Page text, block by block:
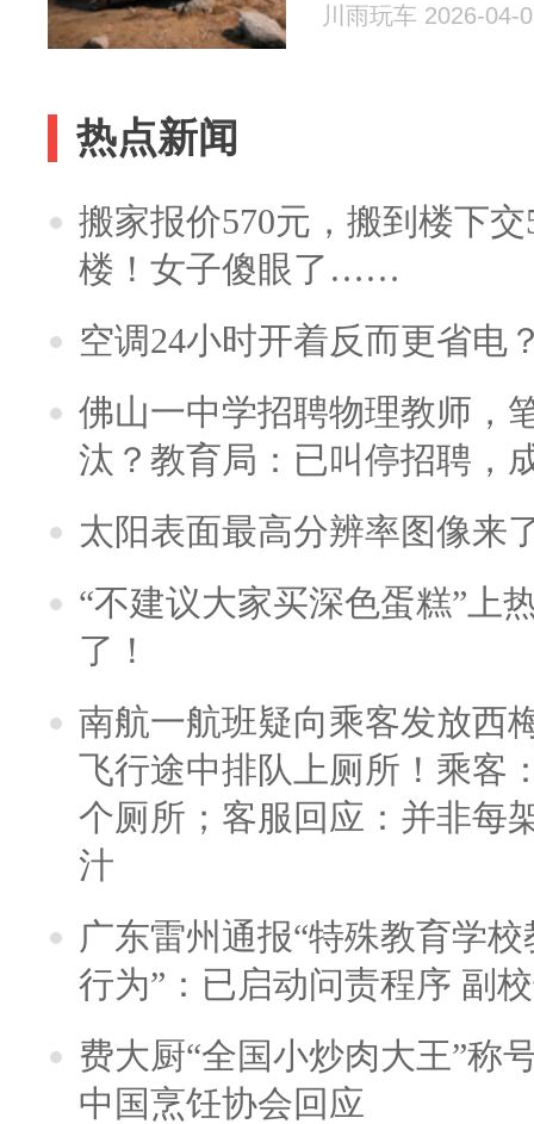
川雨玩车 2026-04-
热点新闻
搬家报价570元，搬到楼下
楼！女子傻眼了……
空调24小时开着反而更省电
佛山一中学招聘物理教师，
汰？教育局：已叫停招聘，
太阳表面最高分辨率图像来
“不建议大家买深色蛋糕”上
了！
南航一航班疑向乘客发放西
飞行途中排队上厕所！乘客
个厕所；客服回应：并非每
汁
广东雷州通报“特殊教育学
行为”：已启动问责程序 副
费大厨“全国小炒肉大王”称
中国烹饪协会回应